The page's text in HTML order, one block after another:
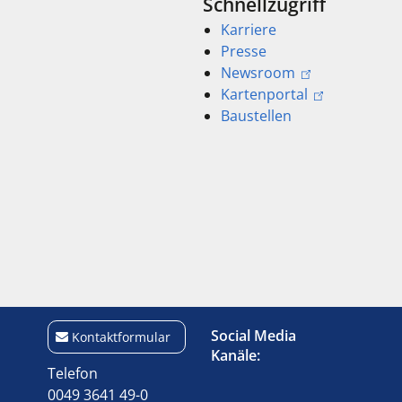
Karriere
Presse
Newsroom
Kartenportal
Baustellen
Kontaktformular
Telefon
0049 3641 49-0
Social Media
Kanäle: